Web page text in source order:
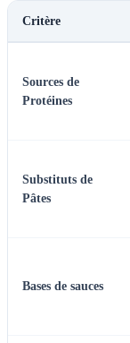
Critère
Sources de
Protéines
Substituts de
Pâtes
Bases de sauces